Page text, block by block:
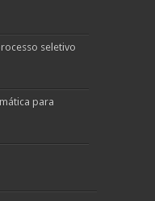
seletivo
para